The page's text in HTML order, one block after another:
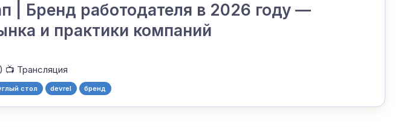
| Бренд работодателя в 2026 году —
и практики компаний
📺 Трансляция
стол devrel бренд